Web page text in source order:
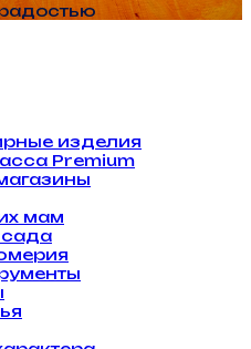
изделия
Premium
мам